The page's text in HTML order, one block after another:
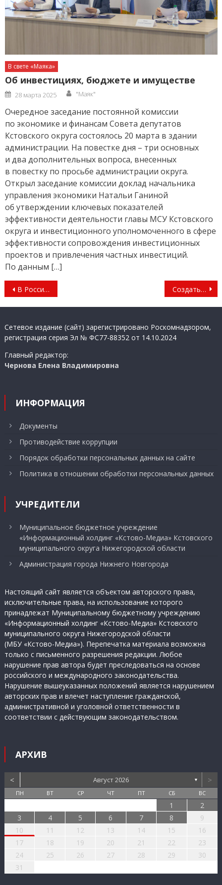
В свете «Маяка»
Об инвестициях, бюджете и имуществе
Posted
on
28 марта 2025 Author
"Маяк"
Очередное заседание постоянной комиссии
по экономике и финансам Совета депутатов
Кстовского округа состоялось 20 марта в здании
администрации. На повестке дня – три основных
и два дополнительных вопроса, внесенных
в повестку по просьбе администрации округа.
Открыл заседание комиссии доклад начальника
управления экономики Натальи Ганиной
об утверждении ключевых показателей
эффективности деятельности главы МСУ Кстовского
округа и инвестиционного уполномоченного в сфере
эффективности сопровождения инвестиционных
проектов и привлечения частных инвестиций.
По данным […]
Навигация
по
В России продолжается приемная кампания в университеты и колледжи. Создать условия для донора
Сетевое издание (сайт) зарегистрировано Роскомнадзором,
регистрация серия Эл № ФС77-88352 от 14.10.2024
Главный редактор:
Чернова Елена Владимировна
ИНФОРМАЦИЯ
Документы
Противодействие коррупции
Порядок обработки персональных данных на сайте
Политика в отношении обработки персональных данных
УЧРЕДИТЕЛИ
Муниципальное бюджетное учреждение
«Информационный холдинг «Кстово-Медиа» Кстовского
муниципального округа Нижегородской области
Администрация города Нижнего Новгорода
Настоящий сайт является объектом авторского права,
исключительные права, на использование которого
принадлежат Муниципальному бюджетному учреждению
«Информационный холдинг «Кстово-Медиа» Кстовского
муниципального округа Нижегородской области
(МБУ «Кстово-Медиа»). Перепечатка материала возможна
только с письменного разрешения редакции. Любое
нарушение прав автора будет преследоваться на основе
российского и международного законодательства.
Нарушение вышеуказанных положений является нарушением
авторских прав и влечет наступление гражданской,
административной и уголовной ответственности в
соответствии с действующим законодательством.
АРХИВ
< Август 2026 ▼ >
ПН ВТ СР ЧТ ПТ СБ ВС
1
2
3
4 5 6 7 8
9
10
11 12 13 14 15
16
17
18 19 20 21 22
23
24
25 26 27 28 29
30
31